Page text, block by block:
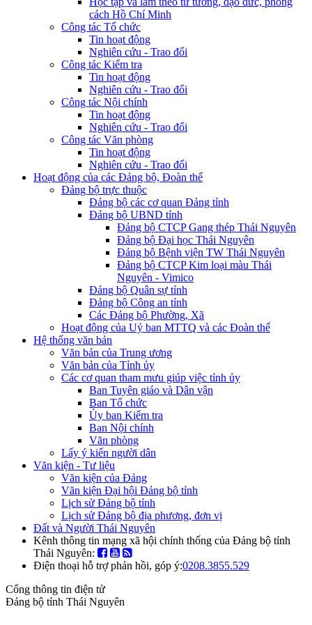
cách Hồ Chí Minh
Công tác Tổ chức
Tin hoạt động
Nghiên cứu - Trao đổi
Công tác Kiểm tra
Tin hoạt động
Nghiên cứu - Trao đổi
Công tác Nội chính
Tin hoạt động
Nghiên cứu - Trao đổi
Công tác Văn phòng
Tin hoạt động
Nghiên cứu - Trao đổi
Hoạt động của các Đảng bộ, Đoàn thể
Đảng bộ trực thuộc
Đảng bộ các cơ quan Đảng tỉnh
Đảng bộ UBND tỉnh
Đảng bộ CTCP Gang thép Thái Nguyên
Đảng bộ Đại học Thái Nguyên
Đảng bộ Bệnh viện TW Thái Nguyên
Đảng bộ CTCP Kim loại màu Thái
Nguyên - Vimico
Đảng bộ Quân sự tỉnh
Đảng bộ Công an tỉnh
Các Đảng bộ Phường, Xã
Hoạt động của Uỷ ban MTTQ và các Đoàn thể
Hệ thống văn bản
Văn bản của Trung ương
Văn bản của Tỉnh ủy
Các cơ quan tham mưu giúp việc tỉnh ủy
Ban Tuyên giáo và Dân vận
Ban Tổ chức
Ủy ban Kiểm tra
Ban Nội chính
Văn phòng
Lấy ý kiến người dân
Văn kiện - Tư liệu
Văn kiện của Đảng
Văn kiện Đại hội Đảng bộ tỉnh
Lịch sử Đảng bộ tỉnh
Lịch sử Đảng bộ địa phương, đơn vị
Đất và Người Thái Nguyên
Kênh thông tin mạng xã hội chính thống của Đảng bộ tỉnh
Thái Nguyên:
Điện thoại hỗ trợ phản hồi, góp ý:0208.3855.529
Cổng thông tin điện tử
Đảng bộ tỉnh Thái Nguyên